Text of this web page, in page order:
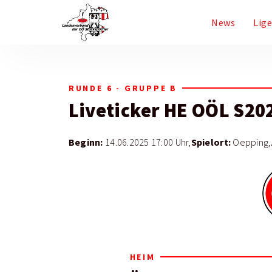
News
RUNDE 6 - GRUPPE B
Liveticker HE OÖL
Beginn: 14.06.2025 17:00 Uhr,Spielort: Oepping,
HEIM